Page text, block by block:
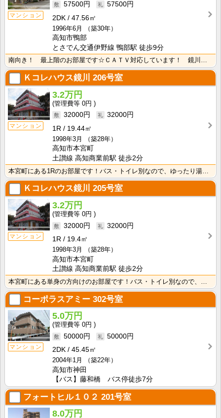
マンション
57500円
57500円
2DK
47.56㎡
1996年6月
（築30年）
高知市鴨部
とさでん交通伊野線 鴨部駅 徒歩9分
南向き！ 最上階のお部屋です☆ＣＡＴＶ対応しています！ 鏡川緑地公園が近くにあるので、休日はお散歩を･･･
Ｋコレハウス鏡川 206号室
マンション
3.2万円
0円
32000円
32000円
1R
19.44㎡
1998年3月
（築28年）
高知市本宮町
土讃線 高知商業前駅 徒歩2分
Ｋコレハウス鏡川 205号室
マンション
3.2万円
0円
32000円
32000円
1R
19.4㎡
1998年3月
（築28年）
高知市本宮町
土讃線 高知商業前駅 徒歩2分
コーポラスアミー 302号室
マンション
5.0万円
0円
50000円
50000円
2DK
45.45㎡
2004年1月
（築22年）
高知市神田
【バス】藤和橋 バス停徒歩7分
フォートヒル１０２ 201号室
8.0万円